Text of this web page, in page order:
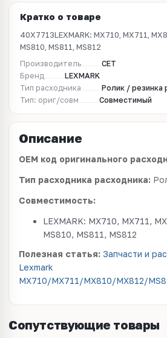
Кратко о товаре
40X7713LEXMARK: MX710, MX711,
MS810, MS811, MS812
Производитель
CET
Бренд
LEXMARK
Тип расходника
Ролик / резинка
Тип: ориг/совм
Совместимый
Описание
OEM код оригинального
Тип расходника расходника:
Совместимость:
LEXMARK: MX710, MX711,
MS810, MS811, MS812
Полезная статья: Запчасти и
Lexmark
MX710/MX711/MX810/MX812/
Сопутствующие товары